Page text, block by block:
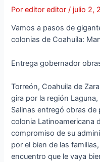
Poreditor editor/ julio 2,
Vamos a pasos de
colonias de Coahuila:
Entrega gobernador
Torreón, Coahuila de
gira por la región
Salinas entregó obras
colonia Latinoamericana
compromiso de su
por el bien de las
encuentro que le vaya